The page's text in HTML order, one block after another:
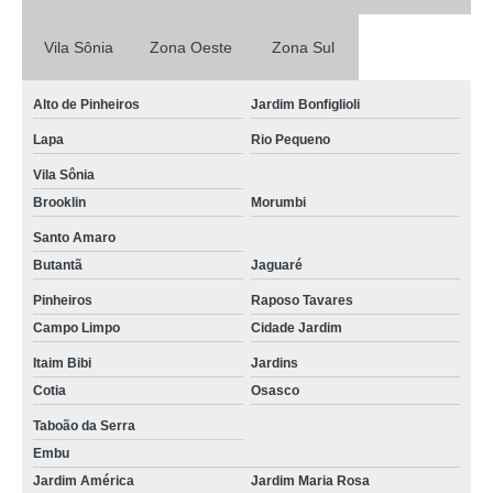
internação de cachorro preço Jardins
quanto custa internação clínica veterinária Jardim Maria Rosa
clínica de internação para animais Jardim Maria Rosa
internação de cães idosos valor Vila Sônia
onde encontro animais internação Rio Pequeno
quanto custa clínica de internação para animais Vila Olímpia
internação de animais Jardim Pirajussara
internação de gatos valor Portal do Morumbi
Vila Sônia Zona Oeste Zona Sul
Alto de Pinheiros Jardim Bonfiglioli
Lapa Rio Pequeno
Vila Sônia
Brooklin
Morumbi
Santo Amaro
Butantã
Jaguaré
Pinheiros
Raposo Tavares
Campo Limpo
Cidade Jardim
Itaim Bibi
Jardins
Cotia
Osasco
Taboão da Serra
Embu
Jardim América
Jardim Maria Rosa